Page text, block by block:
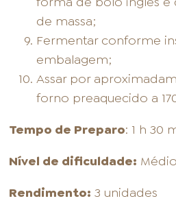
de massa;
Fermentar conforme
embalagem;
Assar por
forno preaquecido a
Tempo de Preparo: 1 h
Nível de dificuldade:
Rendimento: 3 unidades